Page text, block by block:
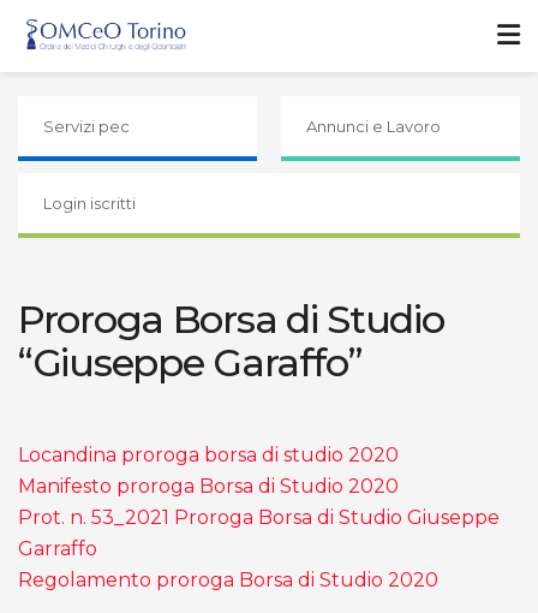
Servizi pec Annunci e Lavoro
Login iscritti
Proroga Borsa di Studio
“Giuseppe Garaffo”
Locandina proroga borsa di studio 2020
Manifesto proroga Borsa di Studio 2020
Prot. n. 53_2021 Proroga Borsa di Studio Giuseppe
Garraffo
Regolamento proroga Borsa di Studio 2020